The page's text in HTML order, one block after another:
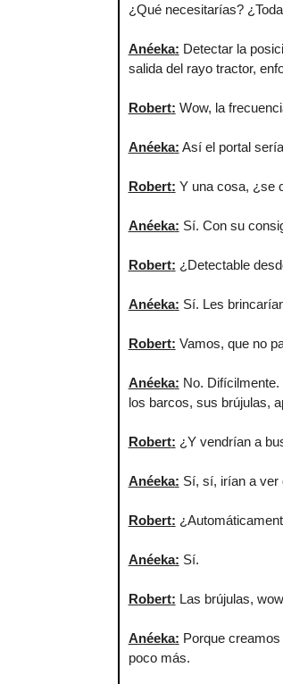
¿Qué necesitarías?
Anéeka: Detectar la
salida del rayo tractor,
Robert: Wow, la
Anéeka: Así el portal
Robert: Y una cosa, ¿se
Anéeka: Sí. Con su
Robert: ¿Detectable
Anéeka: Sí. Les
Robert: Vamos, que no
Anéeka: No.
los barcos, sus brújulas,
Robert: ¿Y vendrían a
Anéeka: Sí, sí, irían a ver
Robert:
Anéeka: Sí.
Robert: Las brújulas,
Anéeka: Porque
poco más.